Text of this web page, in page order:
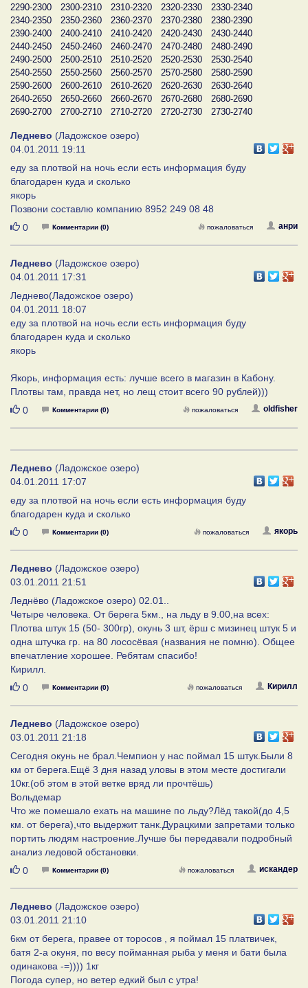
2290-2300
2300-2310 2310-2320 2320-2330
2330-2340
2340-2350
2350-2360 2360-2370 2370-2380
2380-2390
2390-2400
2400-2410 2410-2420 2420-2430
2430-2440
2440-2450
2450-2460 2460-2470 2470-2480
2480-2490
2490-2500
2500-2510 2510-2520 2520-2530
2530-2540
2540-2550
2550-2560 2560-2570 2570-2580
2580-2590
2590-2600
2600-2610 2610-2620 2620-2630
2630-2640
2640-2650
2650-2660 2660-2670 2670-2680
2680-2690
2690-2700
2700-2710 2710-2720 2720-2730 2730-2740
Леднево (Ладожское озеро)
04.01.2011 19:11
еду за плотвой на ночь если есть информация буду
благодарен куда и сколько
якорь
Позвони составлю компанию 8952 249 08 48
Нравится
0 Комментарии (0) анри
пожаловаться
Леднево (Ладожское озеро)
04.01.2011 17:31
Леднево(Ладожское озеро)
04.01.2011 18:07
еду за плотвой на ночь если есть информация буду
благодарен куда и сколько
якорь
Якорь, информация есть: лучше всего в магазин в Кабону.
Плотвы там, правда нет, но лещ стоит всего 90 рублей)))
Нравится
0 Комментарии (0) oldfisher
пожаловаться
Леднево (Ладожское озеро)
04.01.2011 17:07
еду за плотвой на ночь если есть информация буду
благодарен куда и сколько
Нравится
0 Комментарии (0) якорь
пожаловаться
Леднево (Ладожское озеро)
03.01.2011 21:51
Леднёво (Ладожское озеро) 02.01..
Четыре человека. От берега 5км., на льду в 9.00,на всех:
Плотва штук 15 (50- 300гр), окунь 3 шт, ёрш с мизинец штук 5 и
одна штучка гр. на 80 лососёвая (названия не помню). Общее
впечатление хорошее. Ребятам спасибо!
Кирилл.
Нравится
0 Комментарии (0) Кирилл
пожаловаться
Леднево (Ладожское озеро)
03.01.2011 21:18
Cегодня окунь не брал.Чемпион у нас поймал 15 штук.Были 8
км от берега.Ещё 3 дня назад уловы в этом месте достигали
10кг.(об этом в этой ветке вряд ли прочтёшь)
Вольдемар
Что же помешало ехать на машине по льду?Лёд такой(до 4,5
км. от берега),что выдержит танк.Дурацкими запретами только
портить людям настроение.Лучше бы передавали подробный
анализ ледовой обстановки.
Нравится
0 Комментарии (0) искандер
пожаловаться
Леднево (Ладожское озеро)
03.01.2011 21:10
6км от берега, правее от торосов , я поймал 15 платвичек,
батя 2-а окуня, по весу пойманная рыба у меня и бати была
одинакова -=)))) 1кг
Погода супер, но ветер едкий был с утра!